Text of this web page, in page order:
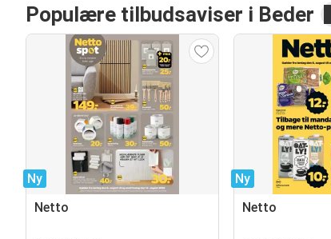
Populære tilbudsaviser i Beder
Ny
Netto
Ny
Netto